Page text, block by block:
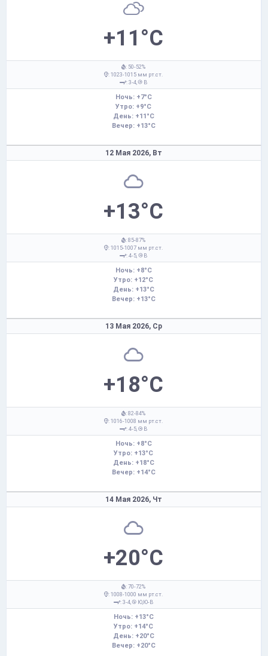
+11°C
: 50-52%
: 1023-1015 мм рт.ст.
: 3-4,
В
Ночь: +7°C
Утро: +9°C
День: +11°C
Вечер: +13°C
12 Мая 2026, Вт
+13°C
: 85-87%
: 1015-1007 мм рт.ст.
: 4-5,
В
Ночь: +8°C
Утро: +12°C
День: +13°C
Вечер: +13°C
13 Мая 2026, Ср
+18°C
: 82-84%
: 1016-1008 мм рт.ст.
: 4-5,
В
Ночь: +8°C
Утро: +13°C
День: +18°C
Вечер: +14°C
14 Мая 2026, Чт
+20°C
: 70-72%
: 1008-1000 мм рт.ст.
: 3-4,
Ю,Ю-В
Ночь: +13°C
Утро: +14°C
День: +20°C
Вечер: +20°C